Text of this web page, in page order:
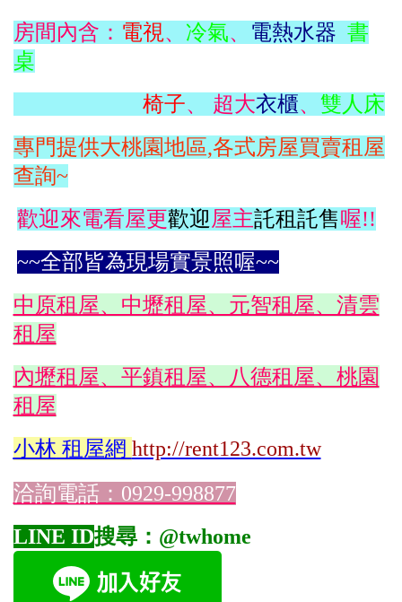
房間內含： 電視、 冷氣、 電熱水器 書
桌
椅子、 超大衣櫃、 雙人床
專門提供大桃園地區,各式房屋買賣租屋
查詢~
歡迎來電看屋更歡迎屋主託租託售喔!!
~~全部皆為現場實景照喔~~
中原租屋、中壢租屋、元智租屋、清雲
租屋
內壢租屋、平鎮租屋、八德租屋、桃園
租屋
小林 租屋網 http://rent123.com.tw
洽詢電話：0929-998877
LINE ID搜尋：@twhome